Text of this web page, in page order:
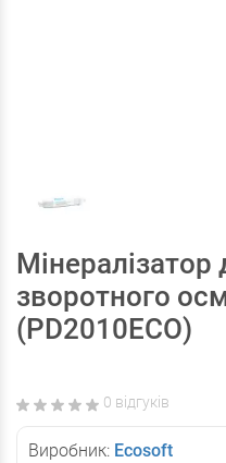
Мінералізатор
зворотного
(PD2010ECO)
0 відгуків
Виробник: Ecosoft